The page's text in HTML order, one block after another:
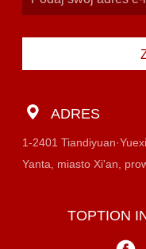
ADRES
1-2401
Yanta, miasto Xi'an,
TOPTION